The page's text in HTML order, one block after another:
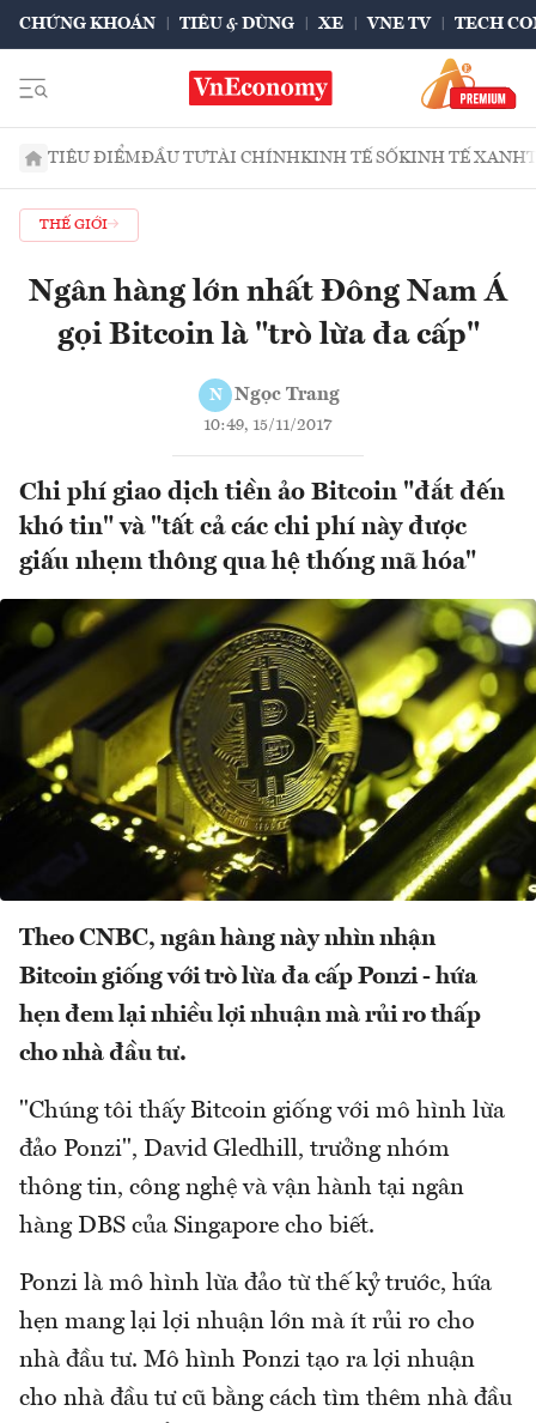
CHỨNG KHOÁN TIÊU & DÙNG XE VNE TV TECH
TIÊU ĐIỂMĐẦU TƯTÀI CHÍNHKINH TẾ SỐKINH TẾ XANH
THẾ GIỚI
Ngân hàng lớn nhất Đông Nam Á
gọi Bitcoin là "trò lừa đa cấp"
N Ngọc Trang
10:49, 15/11/2017
Chi phí giao dịch tiền ảo Bitcoin "đắt đến
khó tin" và "tất cả các chi phí này được
giấu nhẹm thông qua hệ thống mã hóa"
Theo CNBC, ngân hàng này nhìn nhận
Bitcoin giống với trò lừa đa cấp Ponzi - hứa
hẹn đem lại nhiều lợi nhuận mà rủi ro thấp
cho nhà đầu tư.
"Chúng tôi thấy Bitcoin giống với mô hình lừa
đảo Ponzi", David Gledhill, trưởng nhóm
thông tin, công nghệ và vận hành tại ngân
hàng DBS của Singapore cho biết.
Ponzi là mô hình lừa đảo từ thế kỷ trước, hứa
hẹn mang lại lợi nhuận lớn mà ít rủi ro cho
nhà đầu tư. Mô hình Ponzi tạo ra lợi nhuận
cho nhà đầu tư cũ bằng cách tìm thêm nhà đầu